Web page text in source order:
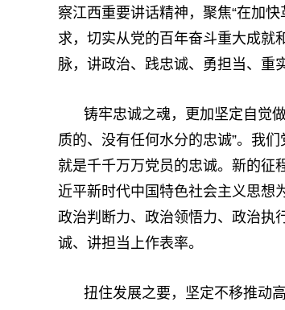
察江西重要讲话精神，聚焦“在加
求，切实从党的百年奋斗重大成就
脉，讲政治、践忠诚、勇担当、重
铸牢忠诚之魂，更加坚定自觉
质的、没有任何水分的忠诚”。我
就是千千万万党员的忠诚。新的征
近平新时代中国特色社会主义思想
政治判断力、政治领悟力、政治执
诚、讲担当上作表率。
扭住发展之要，坚定不移推动